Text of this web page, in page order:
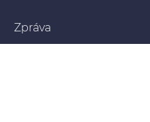
Zpráva